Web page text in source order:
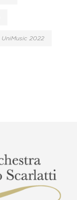
UniMusic 2022